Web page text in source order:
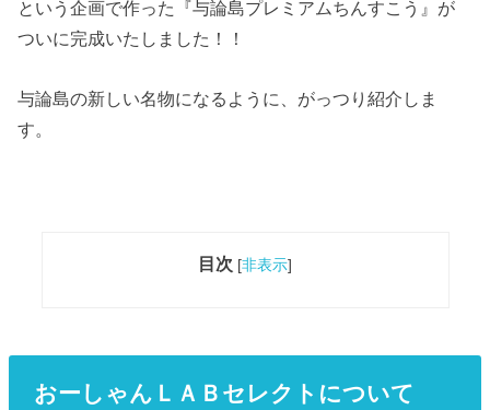
という企画で作った『与論島プレミアムちんすこう』が
ついに完成いたしました！！
与論島の新しい名物になるように、がっつり紹介しま
す。
目次 [非表示]
おーしゃんＬＡＢセレクトについて